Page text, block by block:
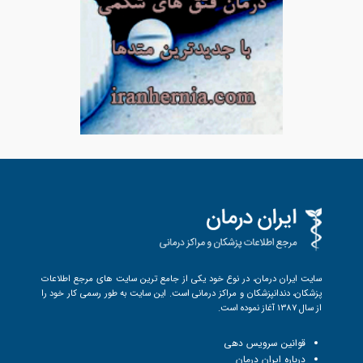
سایت ایران درمان، در نوع خود یکی از جامع ترین سایت های مرجع اطلاعات
پزشکان، دندانپزشکان و مراکز درمانی است. این سایت به طور رسمی کار خود را
از سال 1387 آغاز نموده است.
قوانین سرویس دهی
درباره ایران درمان